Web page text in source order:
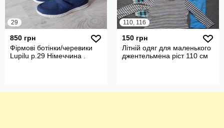
29
850 грн
Фірмові ботінки/черевики
Lupilu р.29 Німеччина .
110, 116
150 грн
Літній одяг для маленького
джентельмена ріст 110 см